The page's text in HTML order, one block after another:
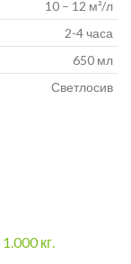
10 – 12 м²/л
2-4 часа
650 мл
Светлосив
1.000кг.